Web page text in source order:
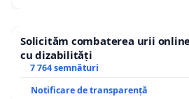
Solicităm combaterea urii
cu dizabilități
7 764 semnături
Notificare de transparență